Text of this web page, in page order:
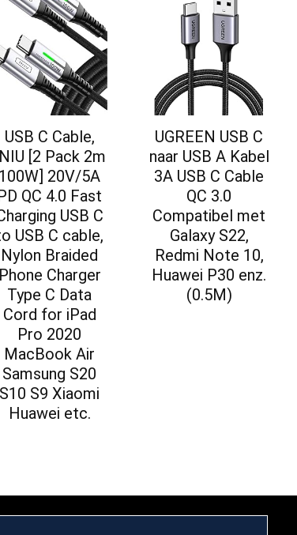
USB C Cable,
[2 Pack 2m
100W] 20V/5A
QC 4.0 Fast
USB C
USB C cable,
Nylon Braided
Phone Charger
Type C Data
Cord for iPad
Pro 2020
MacBook Air
Samsung S20
S10 S9 Xiaomi
Huawei etc.
UGREEN USB C
naar USB A Kabel
3A USB C Cable
QC 3.0
Compatibel met
Galaxy S22,
Redmi Note 10,
Huawei P30 enz.
(0.5M)